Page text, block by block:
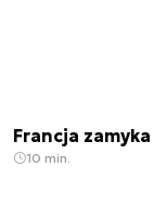
Francja
10 min.